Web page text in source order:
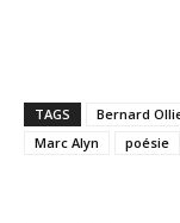
TAGS Bernard
Marc Alyn
poésie